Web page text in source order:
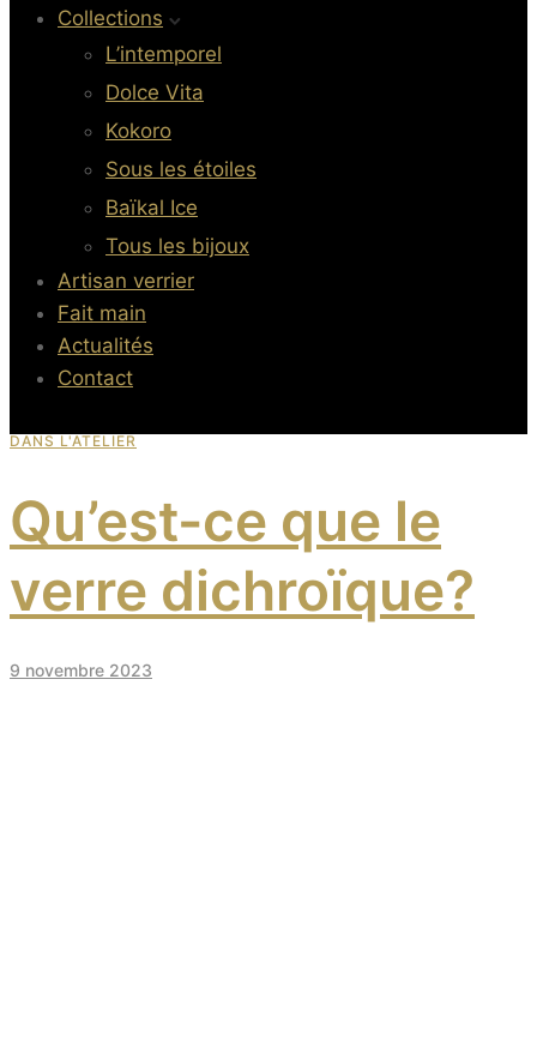
Collections
L’intemporel
Dolce Vita
Kokoro
Sous les étoiles
Baïkal Ice
Tous les bijoux
Artisan verrier
Fait main
Actualités
Contact
DANS L'ATELIER
Qu’est-ce que le
verre dichroïque?
9 novembre 2023